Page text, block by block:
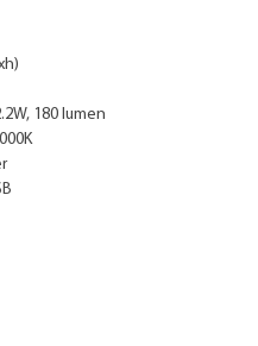
180 lumen